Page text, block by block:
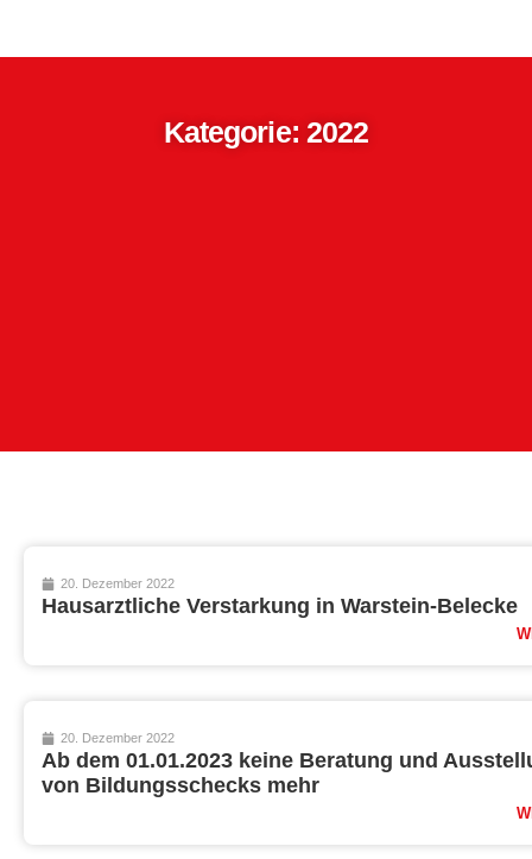
Kategorie: 2022
20. Dezember 2022
Hausarztliche Verstarkung in Warstein-Belecke
20. Dezember 2022
Ab dem 01.01.2023 keine Beratung und
von Bildungsschecks mehr